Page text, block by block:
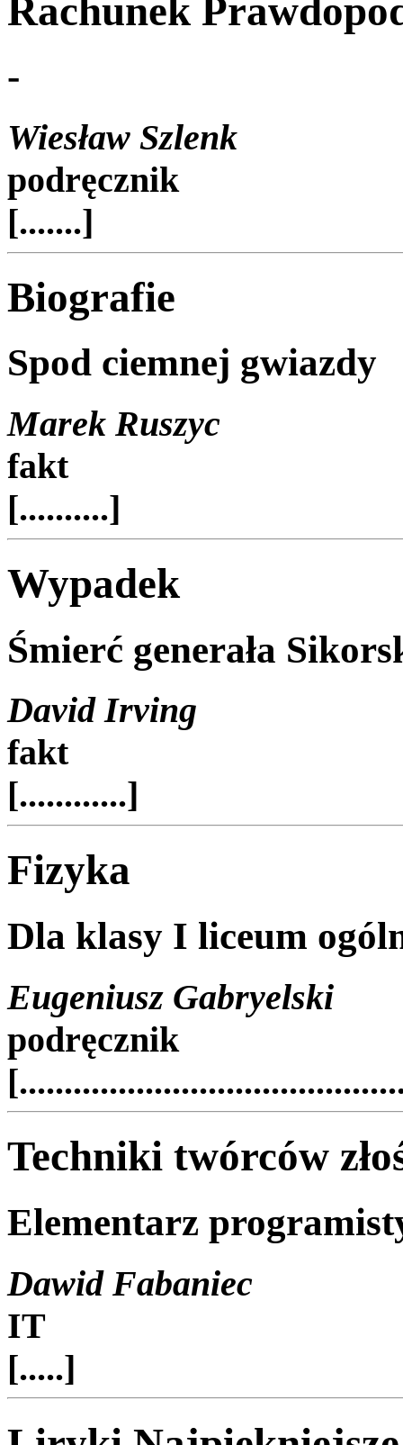
Rachunek
-
Wiesław Szlenk
podręcznik
[.......]
Biografie
Spod ciemnej gwiazdy
Marek Ruszyc
fakt
[..........]
Wypadek
Śmierć generała
David Irving
fakt
[............]
Fizyka
Dla klasy I liceum
Eugeniusz Gabryelski
podręcznik
Techniki twórców
Elementarz
Dawid Fabaniec
IT
[.....]